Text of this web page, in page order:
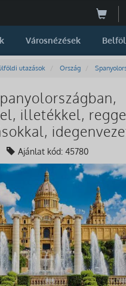
Városnézések
utazások Ország
illetékkel,
Ajánlat kód: 45780